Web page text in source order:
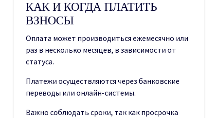
КАК И КОГДА ПЛАТИТЬ
ВЗНОСЫ
Оплата может производиться ежемесячно или
раз в несколько месяцев, в зависимости от
статуса.
Платежи осуществляются через банковские
переводы или онлайн-системы.
Важно соблюдать сроки, так как просрочка